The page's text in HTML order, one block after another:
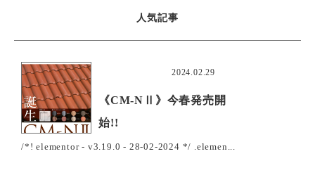
人気記事
2024.02.29
《CM-NⅡ》今春発売開
始!!
/*! elementor - v3.19.0 - 28-02-2024 */ .elemen...